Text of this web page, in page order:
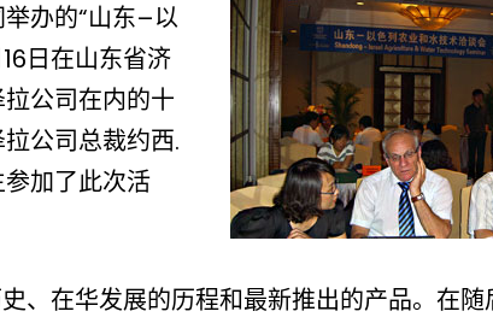
办的“山东–以
日在山东省济
公司在内的十
公司总裁约西.
加了此次活
、在华发展的历程和最新推出的产品。在随